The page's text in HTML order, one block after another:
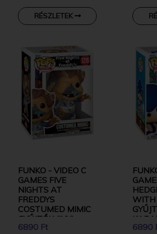
RÉSZLETEK
FUNKO - VIDEO C
GAMES FIVE
NIGHTS AT
FREDDYS
COSTUMED MIMIC
GYŰJTŐI VINYL
KARAKTER
6890 Ft
WITH
6890